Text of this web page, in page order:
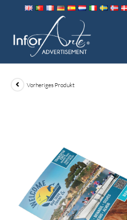
BROSCHÜREN
Vorheriges Produkt